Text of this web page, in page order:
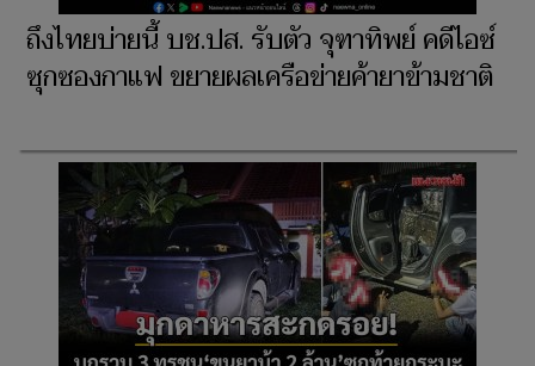
ถึงไทยบ่ายนี้ บช.ปส. รับตัว จุฑาทิพย์ คดีไอซ์
ซุกซองกาแฟ ขยายผลเครือข่ายค้ายาข้ามชาติ